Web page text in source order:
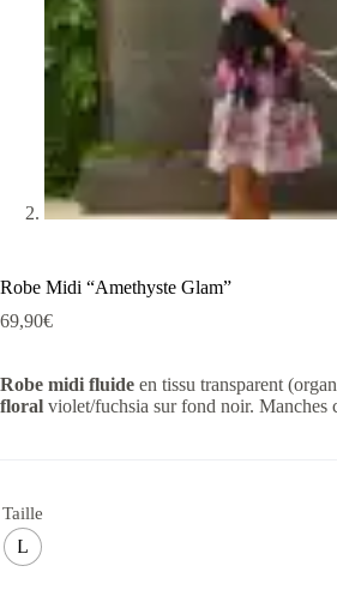
Robe Midi “Amethyste Glam”
69,90€
Robe midi fluide en tissu transparent
floral violet/fuchsia sur fond noir. Manches
Taille
L